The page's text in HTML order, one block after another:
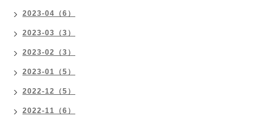
2023-04（6）
2023-03（3）
2023-02（3）
2023-01（5）
2022-12（5）
2022-11（6）